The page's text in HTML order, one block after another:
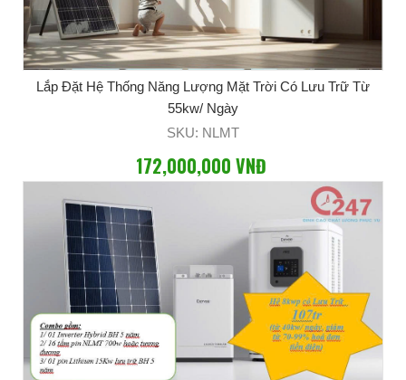
Lắp Đặt Hệ Thống Năng Lượng Mặt Trời Có Lưu Trữ Từ
55kw/ Ngày
SKU: NLMT
172,000,000 VNĐ